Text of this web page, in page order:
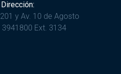
Dirección:
y Av. 10 de Agosto
3941800 Ext. 3134